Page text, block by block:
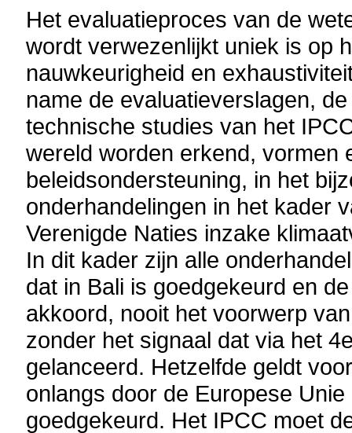
Het evaluatieproces van de
wordt verwezenlijkt uniek is op
nauwkeurigheid en
name de evaluatieverslagen,
technische studies van het
wereld worden erkend, vormen
beleidsondersteuning, in het
onderhandelingen in het kader
Verenigde Naties inzake
In dit kader zijn alle
dat in Bali is goedgekeurd en
akkoord, nooit het voorwerp
zonder het signaal dat via het
gelanceerd. Hetzelfde geldt
onlangs door de Europese
goedgekeurd. Het IPCC moet